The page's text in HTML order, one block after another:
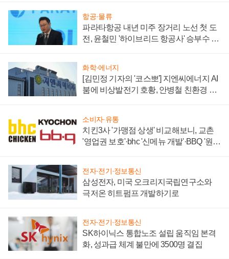
항공·물류
파라타항공 내년 미주 장거리 노선 첫 도
전, 윤철민 '하이브리드 항공사' 승부수 통
화학·에너지
[김민정 기자의 '코스뽀'] 지엔씨에너지 AI
붐에 비상발전기 호황, 안병철 친환경 에
소비자·유통
치킨3사 '가맹점 상생' 비교해보니, 교촌
'영업권 보호'·bhc '신메뉴 개발'·BBQ '원가
전자·전기·정보통신
삼성전자, 미국 오크리지국립연구소와
극저온 히트펌프 개발하기로
전자·전기·정보통신
SK하이닉스 통합노조 설립 움직임 본격
화, 성과급 체계 불만에 3500명 결집